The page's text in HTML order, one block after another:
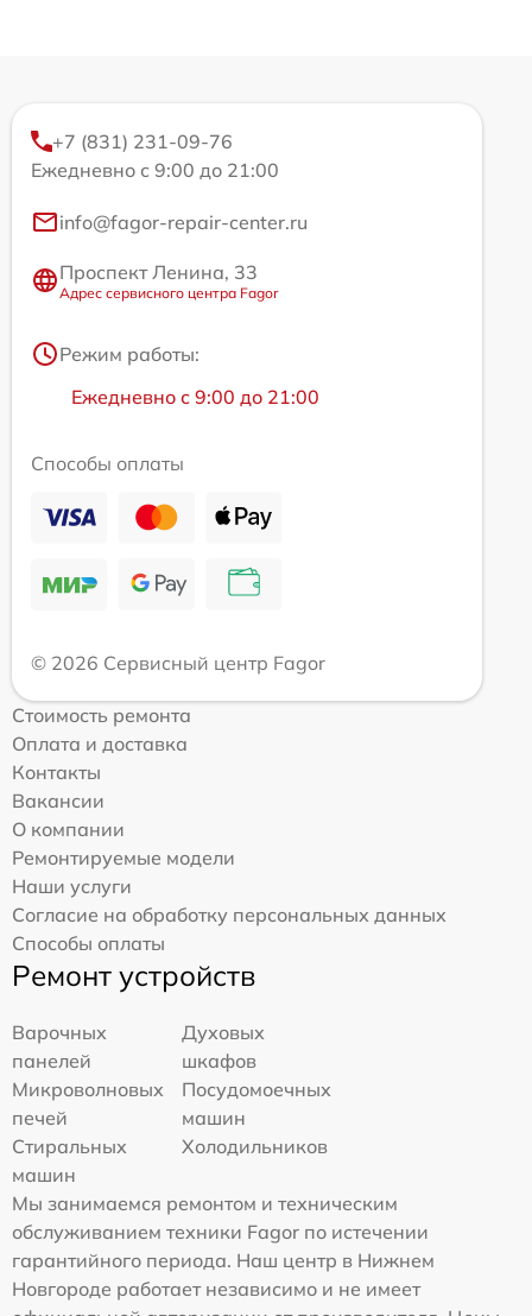
+7 (831) 231-09-76
Ежедневно с 9:00 до 21:00
info@fagor-repair-center.ru
Проспект Ленина, 33
Адрес сервисного центра Fagor
Режим работы:
Ежедневно с 9:00 до 21:00
Способы оплаты
© 2026 Сервисный центр Fagor
Стоимость ремонта
Оплата и доставка
Контакты
Вакансии
О компании
Ремонтируемые модели
Наши услуги
Согласие на обработку персональных данных
Способы оплаты
Ремонт устройств
Варочных
панелей
Духовых
шкафов
Микроволновых
печей
Посудомоечных
машин
Стиральных
машин
Холодильников
Мы занимаемся ремонтом и техническим
обслуживанием техники Fagor по истечении
гарантийного периода. Наш центр в Нижнем
Новгороде работает независимо и не имеет